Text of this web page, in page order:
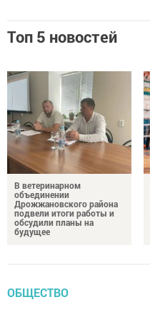
Топ 5 новостей
В ветеринарном
объединении
Дрожжановского района
подвели итоги работы и
обсудили планы на
будущее
ОБЩЕСТВО